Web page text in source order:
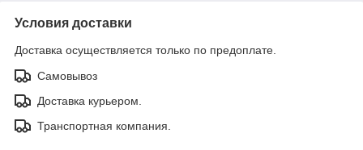
Условия доставки
Доставка осуществляется только по предоплате.
Самовывоз
Доставка курьером.
Транспортная компания.